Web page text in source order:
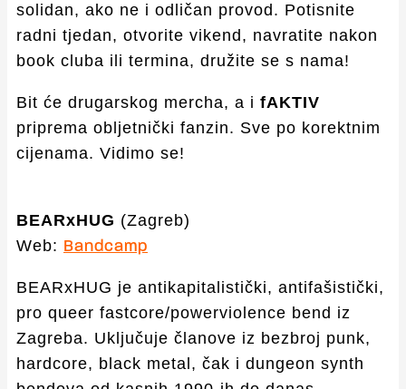
solidan, ako ne i odličan provod. Potisnite
radni tjedan, otvorite vikend, navratite nakon
book cluba ili termina, družite se s nama!
Bit će drugarskog mercha, a i fAKTIV
priprema obljetnički fanzin. Sve po korektnim
cijenama. Vidimo se!
BEARxHUG (Zagreb)
Web: Bandcamp
BEARxHUG je antikapitalistički, antifašistički,
pro queer fastcore/powerviolence bend iz
Zagreba. Uključuje članove iz bezbroj punk,
hardcore, black metal, čak i dungeon synth